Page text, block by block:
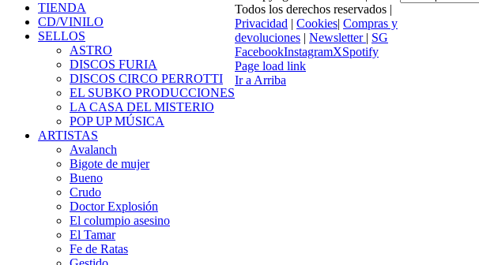
TIENDA
CD/VINILO
SELLOS
ASTRO
DISCOS FURIA
DISCOS CIRCO PERROTTI
EL SUBKO PRODUCCIONES
LA CASA DEL MISTERIO
POP UP MÚSICA
ARTISTAS
Avalanch
Bigote de mujer
Bueno
Crudo
Doctor Explosión
El columpio asesino
El Tamar
Fe de Ratas
Todos los derechos reservados |
Privacidad | Cookies| Compras y
devoluciones | Newsletter | SG
FacebookInstagramXSpotify
Page load link
Ir a Arriba